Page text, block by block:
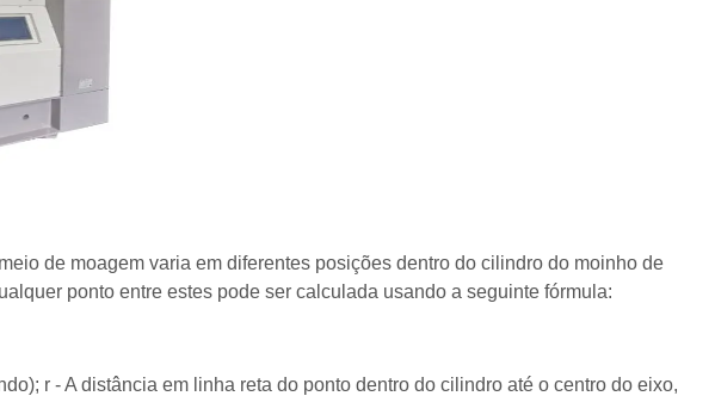
de moagem varia em diferentes posições dentro do cilindro do moinho de
ponto entre estes pode ser calculada usando a seguinte fórmula:
r - A distância em linha reta do ponto dentro do cilindro até o centro do eixo,